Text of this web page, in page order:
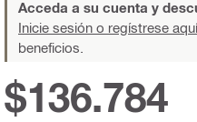
Acceda a su cuenta y
Inicie sesión o regístrese aquí
beneficios.
$136.784